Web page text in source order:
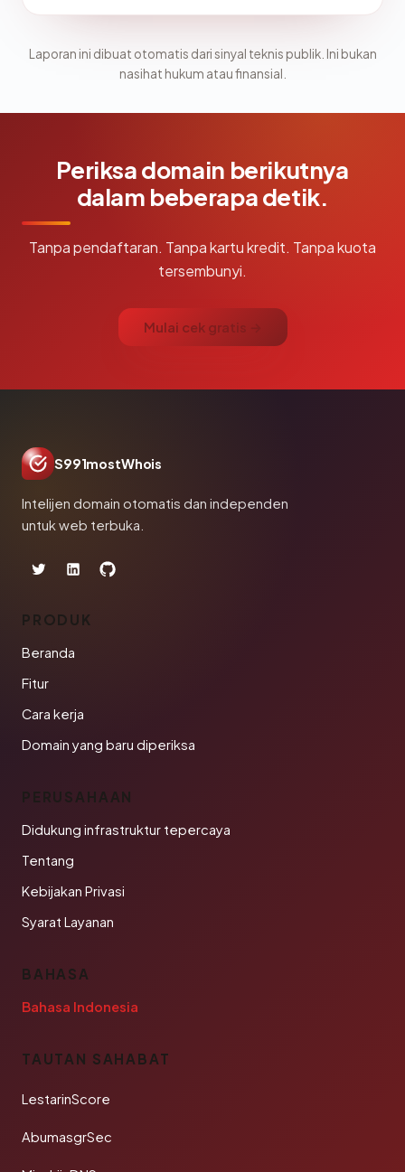
Laporan ini dibuat otomatis dari sinyal teknis publik. Ini bukan
nasihat hukum atau finansial.
Periksa domain berikutnya
dalam beberapa detik.
Tanpa pendaftaran. Tanpa kartu kredit. Tanpa kuota
tersembunyi.
Mulai cek gratis →
S991mostWhois
Intelijen domain otomatis dan independen
untuk web terbuka.
PRODUK
Beranda
Fitur
Cara kerja
Domain yang baru diperiksa
PERUSAHAAN
Didukung infrastruktur tepercaya
Tentang
Kebijakan Privasi
Syarat Layanan
BAHASA
Bahasa Indonesia
TAUTAN SAHABAT
LestarinScore
AbumasgrSec